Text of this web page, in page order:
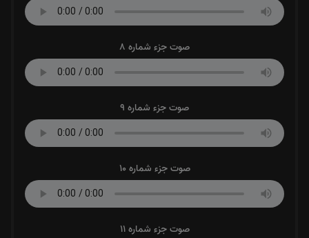
صوت جزء شماره 8
صوت جزء شماره 9
صوت جزء شماره 10
صوت جزء شماره 11